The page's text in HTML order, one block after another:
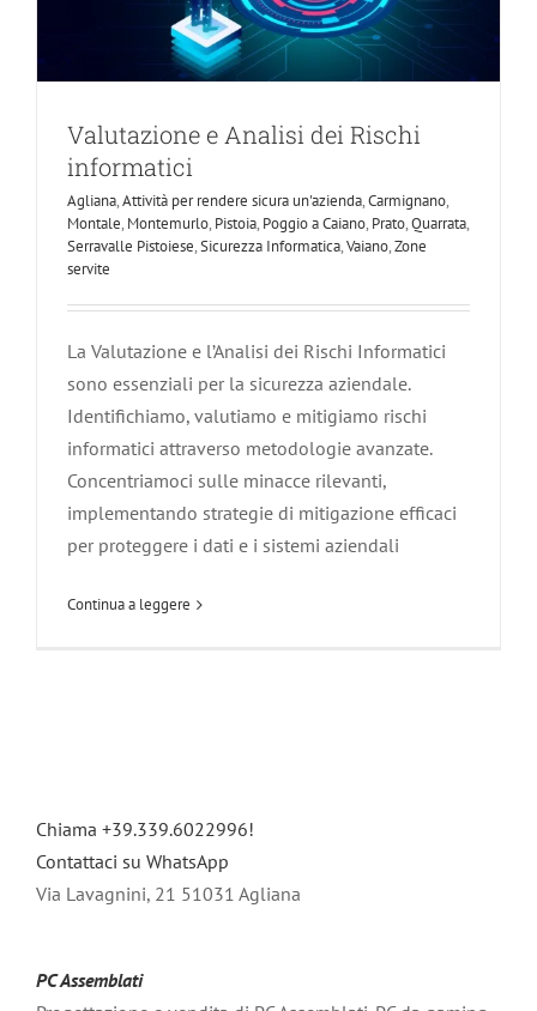
Valutazione e Analisi dei Rischi
informatici
Agliana,Attività per rendere sicura un'azienda,Carmignano,
Montale, Montemurlo, Pistoia, Poggio a Caiano, Prato,Quarrata,
Serravalle Pistoiese,Sicurezza Informatica,Vaiano,Zone
servite
La Valutazione e l’Analisi dei Rischi Informatici
sono essenziali per la sicurezza aziendale.
Identifichiamo, valutiamo e mitigiamo rischi
informatici attraverso metodologie avanzate.
Concentriamoci sulle minacce rilevanti,
implementando strategie di mitigazione efficaci
per proteggere i dati e i sistemi aziendali
Continua a leggere
Chiama +39.339.6022996!
Contattaci su WhatsApp
Via Lavagnini, 21 51031 Agliana
PC Assemblati